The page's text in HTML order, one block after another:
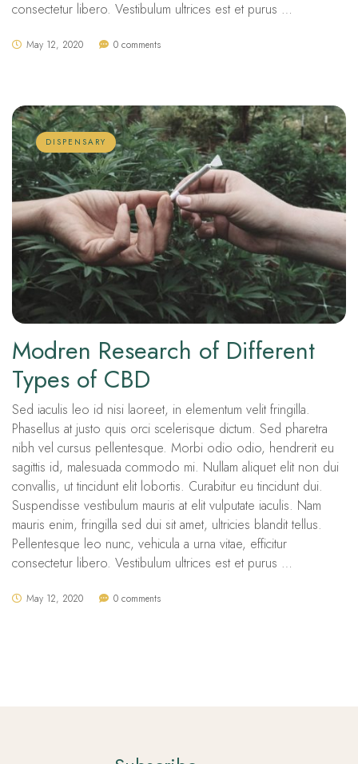
consectetur libero. Vestibulum ultrices est et purus …
May 12, 2020 0 comments
DISPENSARY
Modren Research of Different
Types of CBD
Sed iaculis leo id nisi laoreet, in elementum velit fringilla.
Phasellus at justo quis orci scelerisque dictum. Sed pharetra
nibh vel cursus pellentesque. Morbi odio odio, hendrerit eu
sagittis id, malesuada commodo mi. Nullam aliquet elit non dui
convallis, ut tincidunt elit lobortis. Curabitur eu tincidunt dui.
Suspendisse vestibulum mauris at elit vulputate iaculis. Nam
mauris enim, fringilla sed dui sit amet, ultricies blandit tellus.
Pellentesque leo nunc, vehicula a urna vitae, efficitur
consectetur libero. Vestibulum ultrices est et purus …
May 12, 2020 0 comments